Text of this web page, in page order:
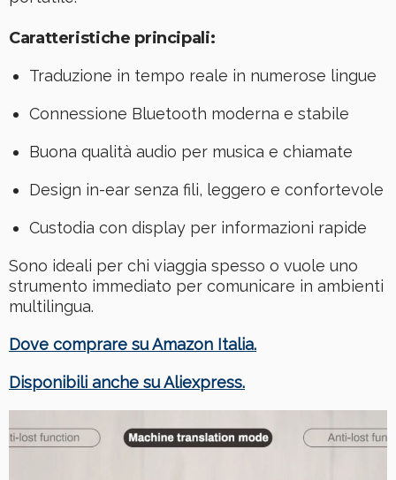
Caratteristiche principali:
Traduzione in tempo reale in numerose lingue
Connessione Bluetooth moderna e stabile
Buona qualità audio per musica e chiamate
Design in-ear senza fili, leggero e confortevole
Custodia con display per informazioni rapide
Sono ideali per chi viaggia spesso o vuole uno
strumento immediato per comunicare in ambienti
multilingua.
Dove comprare su Amazon Italia.
Disponibili anche su Aliexpress.